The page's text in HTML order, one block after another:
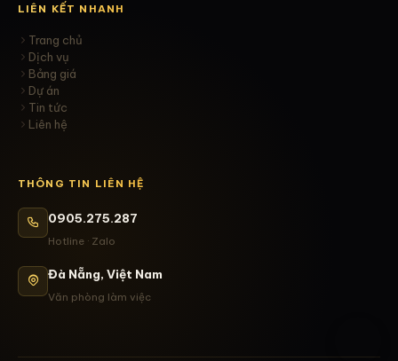
LIÊN KẾT NHANH
Trang chủ
Dịch vụ
Bảng giá
Dự án
Tin tức
Liên hệ
THÔNG TIN LIÊN HỆ
0905.275.287
Hotline · Zalo
Đà Nẵng, Việt Nam
Văn phòng làm việc